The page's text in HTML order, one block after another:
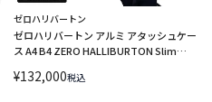
ゼロハリバートン
ゼロハリバートン アルミ アタッシュケー
ス A4 B4 ZERO HALLIBURTON Slim
¥132,000税込